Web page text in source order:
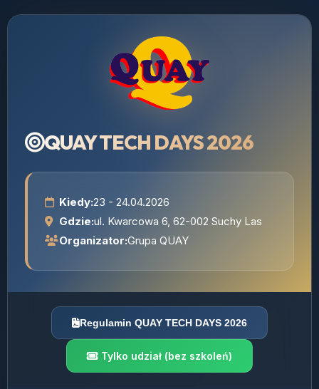
QUAY TECH DAYS 2026
Kiedy:23 - 24.04.2026
Gdzie:ul. Kwarcowa 6, 62-002 Suchy Las
Organizator:Grupa QUAY
Regulamin QUAY TECH DAYS 2026
Tylko udział (bez szkoleń)